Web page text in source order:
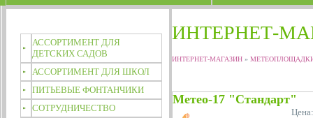
АССОРТИМЕНТ ДЛЯ
ДЕТСКИХ САДОВ
АССОРТИМЕНТ ДЛЯ ШКОЛ
ПИТЬЕВЫЕ ФОНТАНЧИКИ
СОТРУДНИЧЕСТВО
ИНТЕРНЕТ-
ИНТЕРНЕТ-МАГАЗИН »
Метео-17 "Стандарт"